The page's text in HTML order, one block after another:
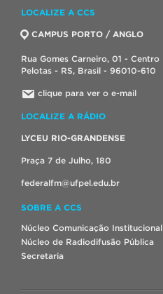
LOCALIZE A CCS
CAMPUS PORTO / ANGLO
Rua Gomes Carneiro, 01 - Centro
Pelotas - RS, Brasil - 96010-610
clique para ver o e-mail
LOCALIZE A RÁDIO
LYCEU RIO-GRANDENSE
Praça 7 de Julho, 180
federalfm@ufpel.edu.br
SOBRE A CCS
Núcleo Comunicação Institucional
Núcleo de Radiodifusão Pública
Secretaria